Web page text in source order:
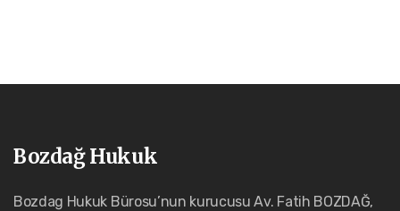
Bozdağ Hukuk
Bozdag Hukuk Bürosu’nun kurucusu Av. Fatih BOZDAĞ,